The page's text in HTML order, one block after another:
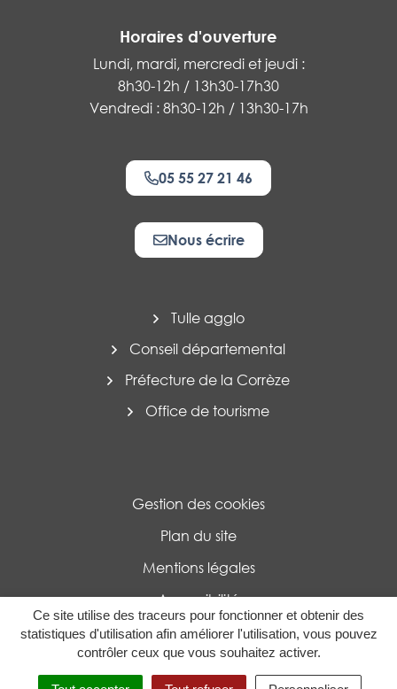
Ce site utilise des traceurs pour fonctionner et obtenir des
statistiques d'utilisation afin améliorer l'utilisation, vous pouvez
contrôler ceux que vous souhaitez activer.
MENU RECHERCHE
Horaires d'ouverture
Lundi, mardi, mercredi et jeudi :
8h30-12h / 13h30-17h30
Vendredi : 8h30-12h / 13h30-17h
05 55 27 21 46
Nous écrire
Tulle agglo
Conseil départemental
Préfecture de la Corrèze
Office de tourisme
Gestion des cookies
Plan du site
Mentions légales
Accessibilité
Politique de confidentialité